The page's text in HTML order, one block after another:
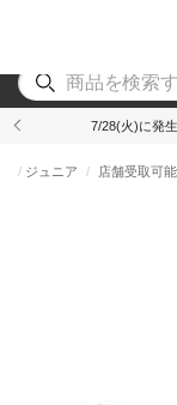
7/28(火)に発
ジュニア 店舗受取可能